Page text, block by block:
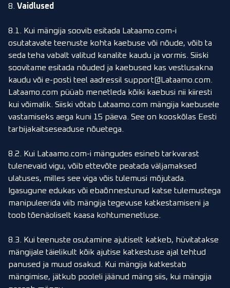
8. Vaidlused
8.1. Kui mängija soovib esitada Lataamo.com-i
osutatavate teenuste kohta kaebuse või nõude, võib ta
seda teha vabalt valitud kanalite kaudu ja vormis. Siiski
soovitame esitada nõuded ja kaebused kas vestlusakna
kaudu või e-posti teel aadressil support@Lataamo.com
Lataamo.com püüab menetleda kõiki kaebusi nii kiiresti
kui võimalik. Siiski võtab Lataamo.com mängija kaebusele
vastamiseks aega kuni 15 päeva. See on kooskõlas Eesti
tarbijakaitseseaduse nõuetega.
8.2. Kui Lataamo.com-i mängudes esineb tarkvarast
tulenevaid vigu, võib ettevõte peatada väljamaksed
ulatuses, milles see viga võis tulemusi mõjutada.
Igasugune edukas või ebaõnnestunud katse tulemustega
manipuleerida viib mängija tegevuse katkestamiseni ja
toob tõenäoliselt kaasa kohtumenetluse.
8.3. Kui teenuste osutamine ajutiselt katkeb, hüvitatakse
mängijale täielikult kõik ajutise katkestuse ajal tehtud
panused ja muud osakud. Kui mängija katkestab
mängimise, jätkub pooleli jäänud mäng siis, kui mängija